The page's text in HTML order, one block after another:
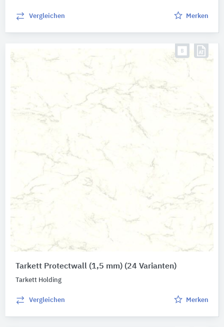
Urinaltrennwände
Vergleichen Merken
Tarkett Protectwall (1,5 mm) (24 Varianten)
Tarkett Holding
Vergleichen Merken